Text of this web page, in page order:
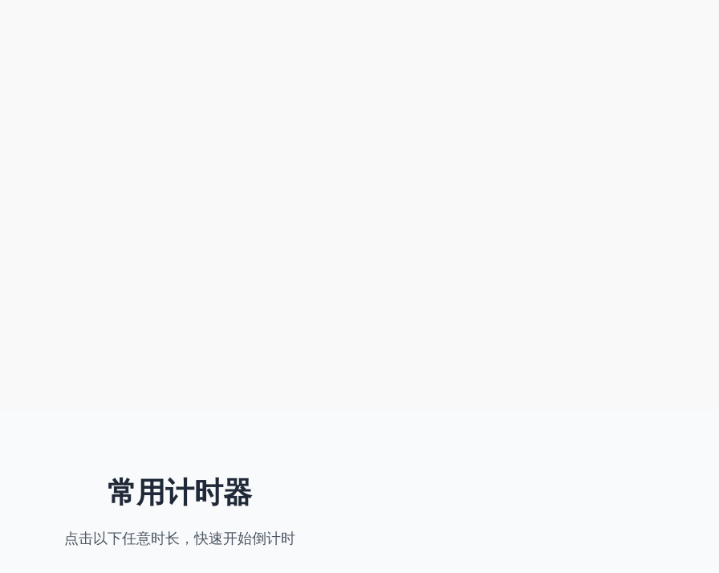
常用计时器
点击以下任意时长，快速开始倒计时